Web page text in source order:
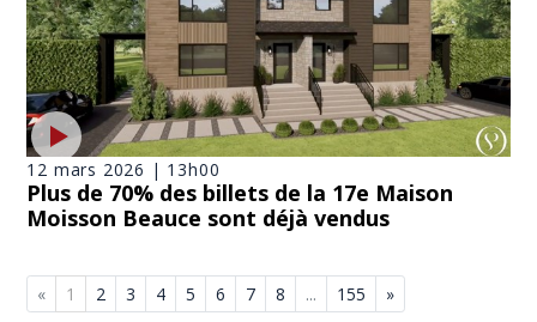
12 mars 2026 | 13h00
Plus de 70% des billets de la 17e Maison
Moisson Beauce sont déjà vendus
« 1 2 3 4 5 6 7 8 ... 155 »